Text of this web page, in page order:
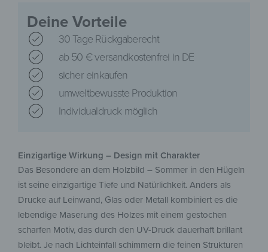
Deine Vorteile
30 Tage Rückgaberecht
ab 50 € versandkostenfrei in DE
sicher einkaufen
umweltbewusste Produktion
Individualdruck möglich
Einzigartige Wirkung – Design mit Charakter
Das Besondere an dem Holzbild – Sommer in den Hügeln
ist seine einzigartige Tiefe und Natürlichkeit. Anders als
Drucke auf Leinwand, Glas oder Metall kombiniert es die
lebendige Maserung des Holzes mit einem gestochen
scharfen Motiv, das durch den UV-Druck dauerhaft brillant
bleibt. Je nach Lichteinfall schimmern die feinen Strukturen